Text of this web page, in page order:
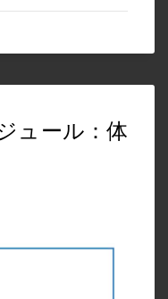
ュール：体